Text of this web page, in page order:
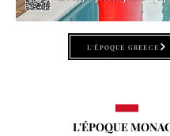
L'ÉPOQUE GREECE
L'ÉPOQUE